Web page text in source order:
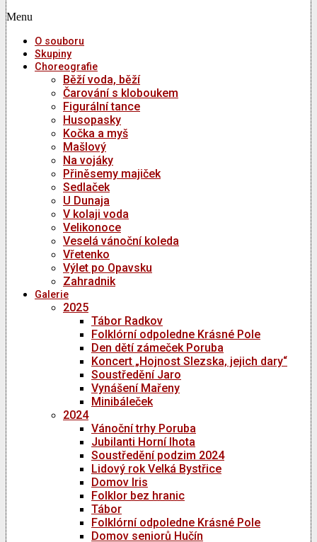
Menu
O souboru
Skupiny
Choreografie
Běží voda, běží
Čarování s kloboukem
Figurální tance
Husopasky
Kočka a myš
Mašlový
Na vojáky
Přiněsemy majiček
Sedlaček
U Dunaja
V kolaji voda
Velikonoce
Veselá vánoční koleda
Vřetenko
Výlet po Opavsku
Zahradnik
Galerie
2025
Tábor Radkov
Folklórní odpoledne Krásné Pole
Den dětí zámeček Poruba
Koncert „Hojnost Slezska, jejich dary“
Soustředění Jaro
Vynášení Mařeny
Minibáleček
2024
Vánoční trhy Poruba
Jubilanti Horní lhota
Soustředění podzim 2024
Lidový rok Velká Bystřice
Domov Iris
Folklor bez hranic
Tábor
Folklórní odpoledne Krásné Pole
Domov seniorů Hučín